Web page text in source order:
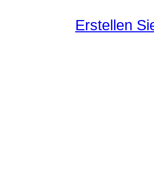
Erstellen